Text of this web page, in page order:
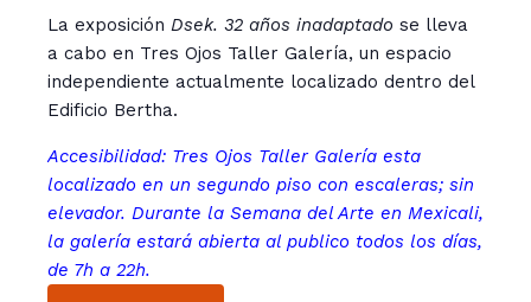
La exposición Dsek. 32 años inadaptado se lleva
a cabo en Tres Ojos Taller Galería, un espacio
independiente actualmente localizado dentro del
Edificio Bertha.
Accesibilidad: Tres Ojos Taller Galería esta
localizado en un segundo piso con escaleras; sin
elevador. Durante la Semana del Arte en Mexicali,
la galería estará abierta al publico todos los días,
de 7h a 22h.